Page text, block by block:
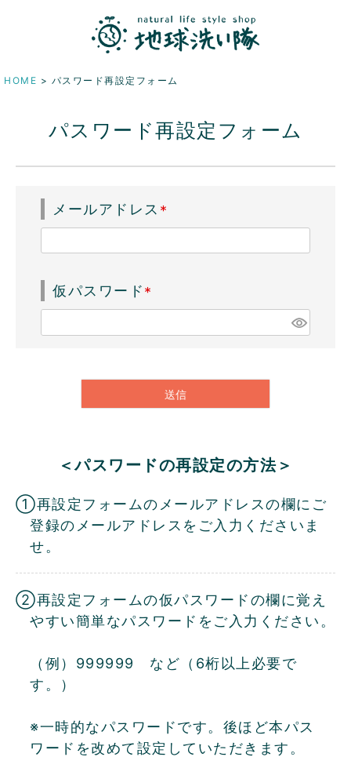
HOME パスワード再設定フォーム
パスワード再設定フォーム
メールアドレス
(
必
仮パスワード
(
必
)
送信
＜パスワードの再設定の方法＞
①再設定フォームのメールアドレスの欄にご
登録のメールアドレスをご入力くださいま
せ。
②再設定フォームの仮パスワードの欄に覚え
やすい簡単なパスワードをご入力ください。
（例）999999 など（6桁以上必要で
す。）
※一時的なパスワードです。後ほど本パス
ワードを改めて設定していただきます。